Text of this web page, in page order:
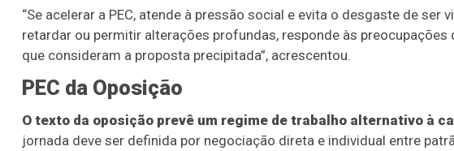
“Se acelerar a PEC, atende à pressão social e evita o desgaste de
retardar ou permitir alterações profundas, responde às
que consideram a proposta precipitada”, acrescentou.
PEC da Oposição
O texto da oposição prevê um regime de trabalho alternativo à
jornada deve ser definida por negociação direta e individual entre